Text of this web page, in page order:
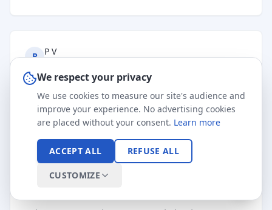
P P V
Personnels à l'écoute de ce que l'on veux matériel
super rapport qualité prix super "
il y a un mois
We respect your privacy
We use cookies to measure our site's audience and
improve your experience. No advertising cookies
are placed without your consent. Learn more
ACCEPT ALL REFUSE ALL
CUSTOMIZE